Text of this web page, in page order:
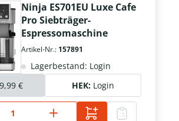
Ninja ES701EU Luxe Cafe
Pro Siebträger-
Espressomaschine
Artikel-Nr.: 157891
Lagerbestand: Login
€ HEK: Login